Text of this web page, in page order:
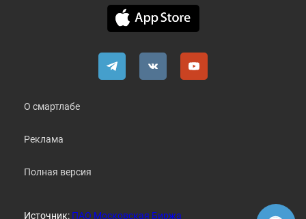
О смартлабе
Реклама
Полная версия
Источник: ПАО Московская Биржа